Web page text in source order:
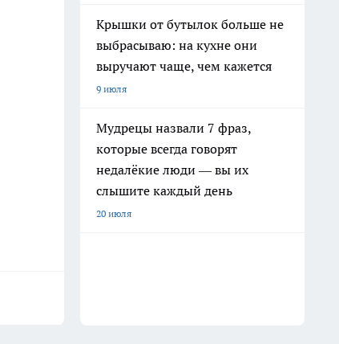
Крышки от бутылок больше не
выбрасываю: на кухне они
выручают чаще, чем кажется
9 июля
Мудрецы назвали 7 фраз,
которые всегда говорят
недалёкие люди — вы их
слышите каждый день
20 июля